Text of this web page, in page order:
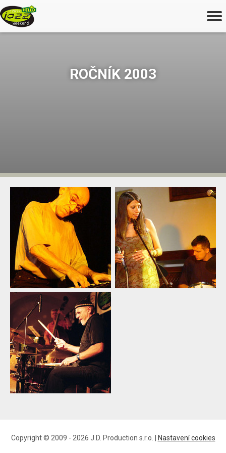
ROČNÍK 2003
Copyright © 2009 - 2026 J.D. Production s.r.o. | Nastavení cookies